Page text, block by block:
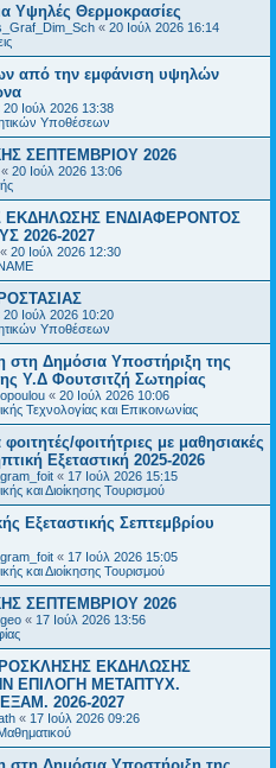
Υψηλές Θερμοκρασίες
« 20 Ιούλ 2026 16:14
από την εμφάνιση υψηλών
20 Ιούλ 2026 13:38
Υποθέσεων
ΣΕΠΤΕΜΒΡΙΟΥ 2026
« 20 Ιούλ 2026 13:06
ΕΚΔΗΛΩΣΗΣ ΕΝΔΙΑΦΕΡΟΝΤΟΣ
2026-2027
« 20 Ιούλ 2026 12:30
ΝΑΜΕ
20 Ιούλ 2026 10:20
Υποθέσεων
Δημόσια Υποστήριξη της
Υ.Δ Φουτσιτζή Σωτηρίας
« 20 Ιούλ 2026 10:06
Τεχνολογίας και Επικοινωνίας
φοιτήτριες με μαθησιακές
Εξεταστική 2025-2026
« 17 Ιούλ 2026 15:15
και Διοίκησης Τουρισμού
Εξεταστικής Σεπτεμβρίου
« 17 Ιούλ 2026 15:05
και Διοίκησης Τουρισμού
ΣΕΠΤΕΜΒΡΙΟΥ 2026
« 17 Ιούλ 2026 13:56
ΕΚΔΗΛΩΣΗΣ
ΕΠΙΛΟΓΗ ΜΕΤΑΠΤΥΧ.
2026-2027
« 17 Ιούλ 2026 09:26
Δημόσια Υποστήριξη της